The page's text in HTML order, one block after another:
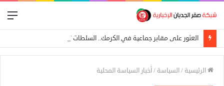
الرئيسية /السياسة /أخبار السياسة المحلية